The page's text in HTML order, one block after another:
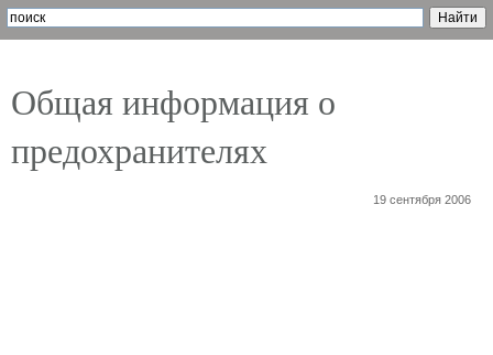
Общая информация о
предохранителях
19 сентября 2006